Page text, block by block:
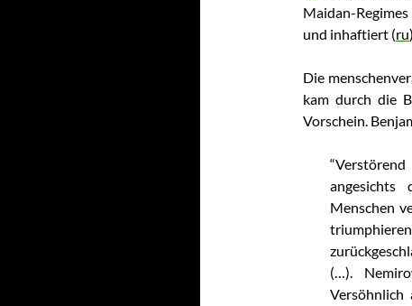
Maidan-
und inhaftiert (ru
Die
kam durch die
Vorschein.
angesichts
Menschen
(…).
Versöhnlich